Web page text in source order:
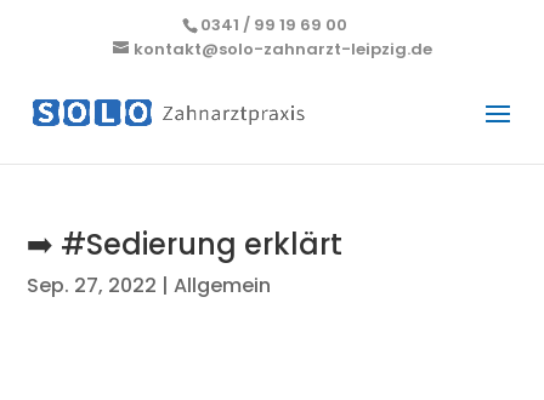
0341 / 99 19 69 00
kontakt@solo-zahnarzt-leipzig.de
➡️ #Sedierung erklärt
Sep. 27, 2022 |Allgemein